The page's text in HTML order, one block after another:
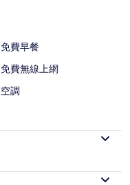
免費早餐
免費無線上網
空調